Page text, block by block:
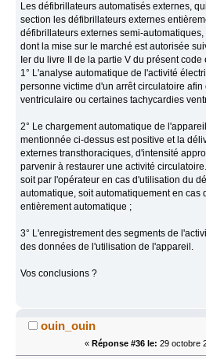
Les défibrillateurs automatisés externes,
section les défibrillateurs externes
défibrillateurs externes semi-
dont la mise sur le marché est autorisée
Ier du livre II de la partie V du présent
1° L'analyse automatique de l'activité
personne victime d'un arrêt circulatoire
ventriculaire ou certaines tachycardies
2° Le chargement automatique de
mentionnée ci-dessus est positive et la
externes transthoraciques, d'intensité
parvenir à restaurer une activité
soit par l'opérateur en cas d'utilisation du
automatique, soit automatiquement en cas
entièrement automatique ;
3° L'enregistrement des segments de
des données de l'utilisation de l'appareil.
Vos conclusions ?
ouin_ouin
« Réponse #36 le: 29 octobre